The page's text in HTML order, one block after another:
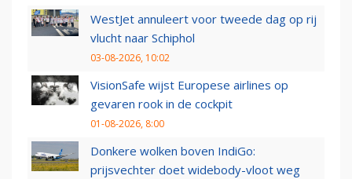
WestJet annuleert voor tweede dag op rij
vlucht naar Schiphol
03-08-2026, 10:02
VisionSafe wijst Europese airlines op
gevaren rook in de cockpit
01-08-2026, 8:00
Donkere wolken boven IndiGo:
prijsvechter doet widebody-vloot weg